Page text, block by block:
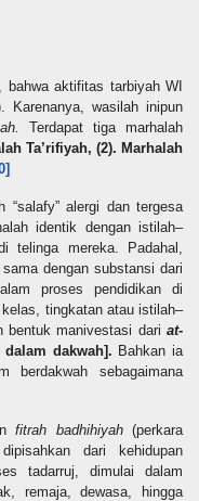
aktifitas tarbiyah WI
Karenanya, wasilah inipun
Terdapat tiga marhalah
Ta’rifiyah, (2). Marhalah
“salafy” alergi dan tergesa
identik dengan istilah–
telinga mereka. Padahal,
dengan substansi dari
proses pendidikan di
tingkatan atau istilah–
bentuk manivestasi dari at-
dalam dakwah]. Bahkan ia
berdakwah sebagaimana
fitrah badhihiyah(perkara
dari kehidupan
tadarruj, dimulai dalam
remaja, dewasa, hingga